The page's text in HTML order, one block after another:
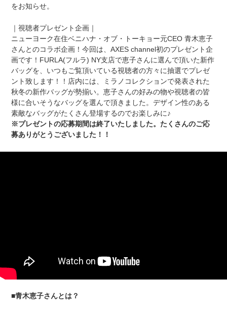
をお知らせ。
｜視聴者プレゼント企画｜
ニューヨーク在住ベニハナ・オブ・トーキョー元CEO 青木恵子
さんとのコラボ企画！今回は、AXES channel初のプレゼント企
画です！FURLA(フルラ) NY支店で恵子さんに選んで頂いた新作
バッグを、いつもご覧頂いている視聴者の方々に抽選でプレゼ
ント致します！！店内には、ミラノコレクションで発表された
秋冬の新作バッグが勢揃い。恵子さんの好みの物や視聴者の皆
様に合いそうなバッグを選んで頂きました。デザイン性のある
素敵なバッグがたくさん登場するのでお楽しみに♪
※プレゼントの応募期間は終了いたしました。たくさんのご応
募ありがとうございました！！
■青木恵子さんとは？